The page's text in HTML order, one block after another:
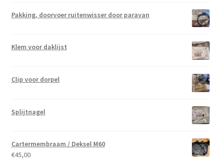
Pakking, doorvoer ruitenwisser door paravan
Klem voor daklijst
Clip voor dorpel
Splijtnagel
Cartermembraam / Deksel M60
€45,00